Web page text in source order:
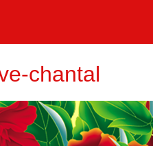
chantal